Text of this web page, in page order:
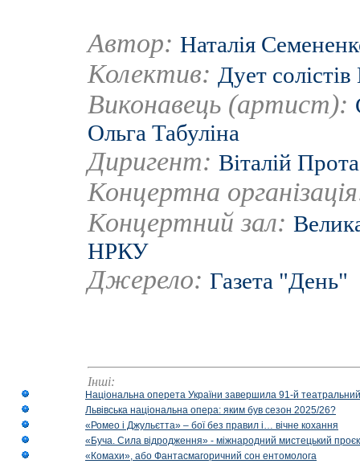
Автор: Наталія
Колектив: Дует
Виконавець (артист):
Ольга Табуліна
Диригент: Віталій
Концертна
Концертний зал:
НРКУ
Джерело: Газета "День"
Інші:
Національна оперета України завершила 91-й
Львівська національна опера: яким був сезон 2025/26?
«Ромео і Джульєтта» – бої без правил і… вічне кохання
«Буча. Сила відродження» - міжнародний мистецький
«Комахи», або Фантасмагоричний сон ентомолога